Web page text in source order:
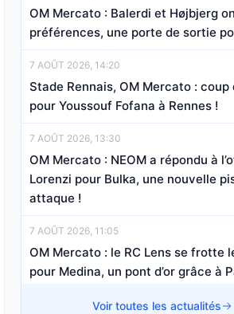
OM Mercato : Balerdi et Højbjerg
préférences, une porte de sortie
7 AOÛT 2026, 14:20
Stade Rennais, OM Mercato :
pour Youssouf Fofana à Rennes !
7 AOÛT 2026, 13:30
OM Mercato : NEOM a répondu à
Lorenzi pour Bulka, une nouvelle
attaque !
7 AOÛT 2026, 11:05
OM Mercato : le RC Lens se frotte
pour Medina, un pont d’or grâce à
7 AOÛT 2026, 08:40Voir toutes les actualités